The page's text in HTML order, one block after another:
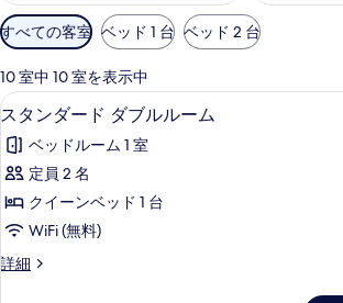
利
用
可
能
な
客
室
の
り
込
すべての客室 ベッド 1 台 ベッド 2 台
10 室中 10 室を表示中
ス
タ
ン
ダ
ー
ダ
スタンダー
9
スタンダード ダブルルーム
ベッドルーム 1 室
定員 2 名
クイーンベッド 1 台
WiFi (無料)
詳細
ス